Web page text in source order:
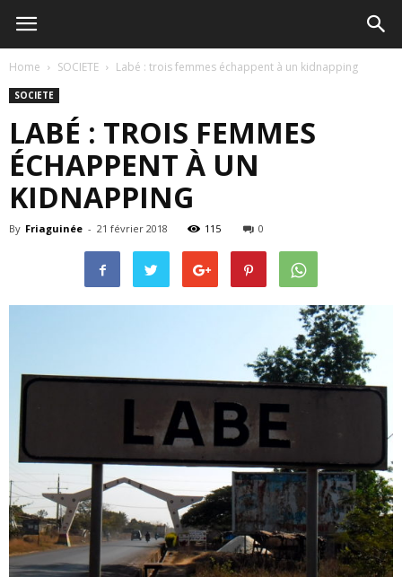
Home SOCIETE Labé : trois femmes échappent à un kidnapping
SOCIETE
LABÉ : TROIS FEMMES
ÉCHAPPENT À UN
KIDNAPPING
By Friaguinée - 21 février 2018 115 0